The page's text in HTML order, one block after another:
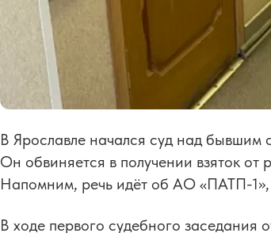
В Ярославле начался суд над бывшим
Он обвиняется в получении взяток от
Напомним, речь идёт об АО «ПАТП-
В ходе первого судебного заседания